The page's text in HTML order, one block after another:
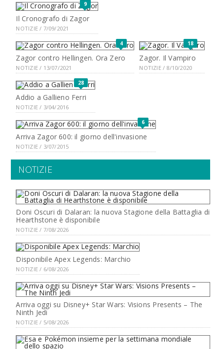
9
Il Cronografo di Zagor
NOTIZIE / 7/09/2021
4
Zagor contro Hellingen. Ora Zero
NOTIZIE / 13/07/2021
18
Zagor. Il Vampiro
NOTIZIE / 8/10/2020
28
Addio a Gallieno Ferri
NOTIZIE / 3/04/2016
6
Arriva Zagor 600: il giorno dell'invasione
NOTIZIE / 3/07/2015
NOTIZIE
Doni Oscuri di Dalaran: la nuova Stagione della Battaglia di
Hearthstone è disponibile
NOTIZIE / 7/08/2026
Disponibile Apex Legends: Marchio
NOTIZIE / 6/08/2026
Arriva oggi su Disney+ Star Wars: Visions Presents – The
Ninth Jedi
NOTIZIE / 5/08/2026